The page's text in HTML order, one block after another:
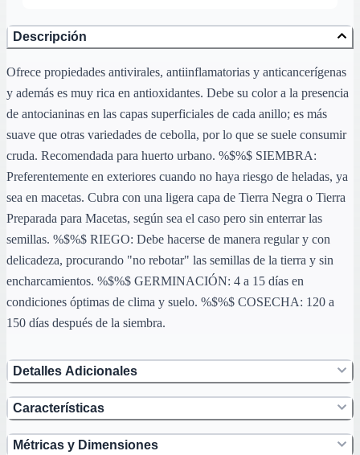
Descripción
Ofrece propiedades antivirales, antiinflamatorias y anticancerígenas
y además es muy rica en antioxidantes. Debe su color a la presencia
de antocianinas en las capas superficiales de cada anillo; es más
suave que otras variedades de cebolla, por lo que se suele consumir
cruda. Recomendada para huerto urbano. %$%$ SIEMBRA:
Preferentemente en exteriores cuando no haya riesgo de heladas, ya
sea en macetas. Cubra con una ligera capa de Tierra Negra o Tierra
Preparada para Macetas, según sea el caso pero sin enterrar las
semillas. %$%$ RIEGO: Debe hacerse de manera regular y con
delicadeza, procurando "no rebotar" las semillas de la tierra y sin
encharcamientos. %$%$ GERMINACIÓN: 4 a 15 días en
condiciones óptimas de clima y suelo. %$%$ COSECHA: 120 a
150 días después de la siembra.
Detalles Adicionales
Características
Métricas y Dimensiones